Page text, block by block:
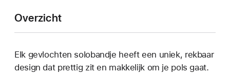
Overzicht
Elk gevlochten solobandje heeft een uniek, rekbaar
design dat prettig zit en makkelijk om je pols gaat.